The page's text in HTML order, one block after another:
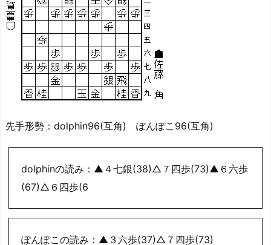
先手形勢：dolphin96(互角) ぽんぽこ96(互角)
dolphinの読み：▲４七銀(38)△７四歩(73)▲６六歩
(67)△６四歩(6
ぽんぽこの読み：▲３六歩(37)△７四歩(73)